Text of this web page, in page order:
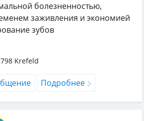
болезненностью,
заживления и экономией
зубов
Krefeld
Подробнее